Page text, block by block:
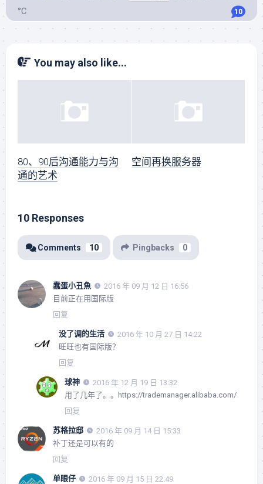
°C
10
You may also like...
80、90后沟通能力与沟
通的艺术
空间再换服务器
10 Responses
Comments 10 Pingbacks 0
蠢蛋小丑魚
2016 年 09 月 12 日 16:56
目前正在用国际版
回复
没了调的生活
2016 年 10 月 27 日 14:22
旺旺也有国际版？
回复
球神
2016 年 12 月 19 日 13:32
用了几年了。。https://trademanager.alibaba.com/
回复
苏格拉邸
2016 年 09 月 14 日 15:33
补丁还是可以有的
回复
单眼仔
2016 年 09 月 15 日 22:49